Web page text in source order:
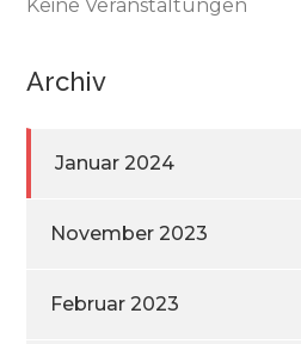
Keine Veranstaltungen
Archiv
Januar 2024
November 2023
Februar 2023